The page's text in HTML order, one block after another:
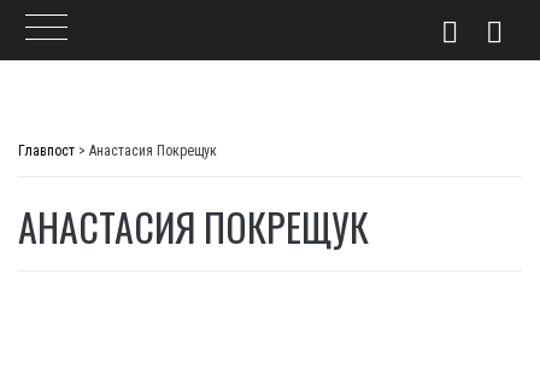
Главпост > Анастасия Покрещук
АНАСТАСИЯ ПОКРЕЩУК